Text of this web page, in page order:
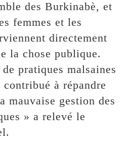
des Burkinabè, et
femmes et les
directement
la chose publique.
pratiques malsaines
à répandre
mauvaise gestion des
» a relevé le